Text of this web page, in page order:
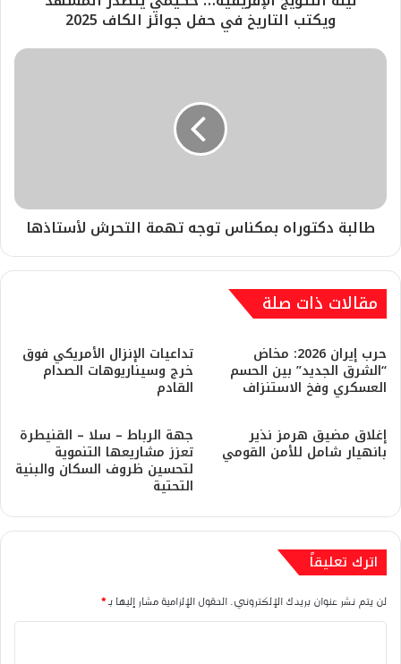
ويكتب التاريخ في حفل جوائز الكاف 2025
طالبة دكتوراه بمكناس توجه تهمة التحرش لأستاذها
مقالات ذات صلة
حرب إيران 2026: مخاض
“الشرق الجديد” بين الحسم
العسكري وفخ الاستنزاف
تداعيات الإنزال الأمريكي فوق
خرج وسيناريوهات الصدام
القادم
إغلاق مضيق هرمز نذير
بانهيار شامل للأمن القومي
جهة الرباط – سلا – القنيطرة
تعزز مشاريعها التنموية
لتحسين ظروف السكان والبنية
التحتية
اترك تعليقاً
لن يتم نشر عنوان بريدك الإلكتروني. الحقول الإلزامية مشار إليها بـ*